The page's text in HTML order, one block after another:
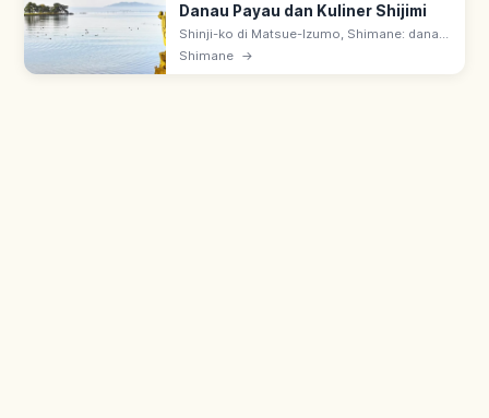
Danau Payau dan Kuliner Shijimi
Shinji-ko di Matsue-Izumo, Shimane: danau
payau 79 km² terbesar ke-7 Jepang.
Shimane →